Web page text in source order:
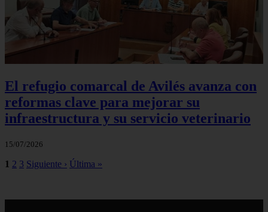
El refugio comarcal de Avilés avanza con
reformas clave para mejorar su
infraestructura y su servicio veterinario
15/07/2026
1 2 3 Siguiente › Última »